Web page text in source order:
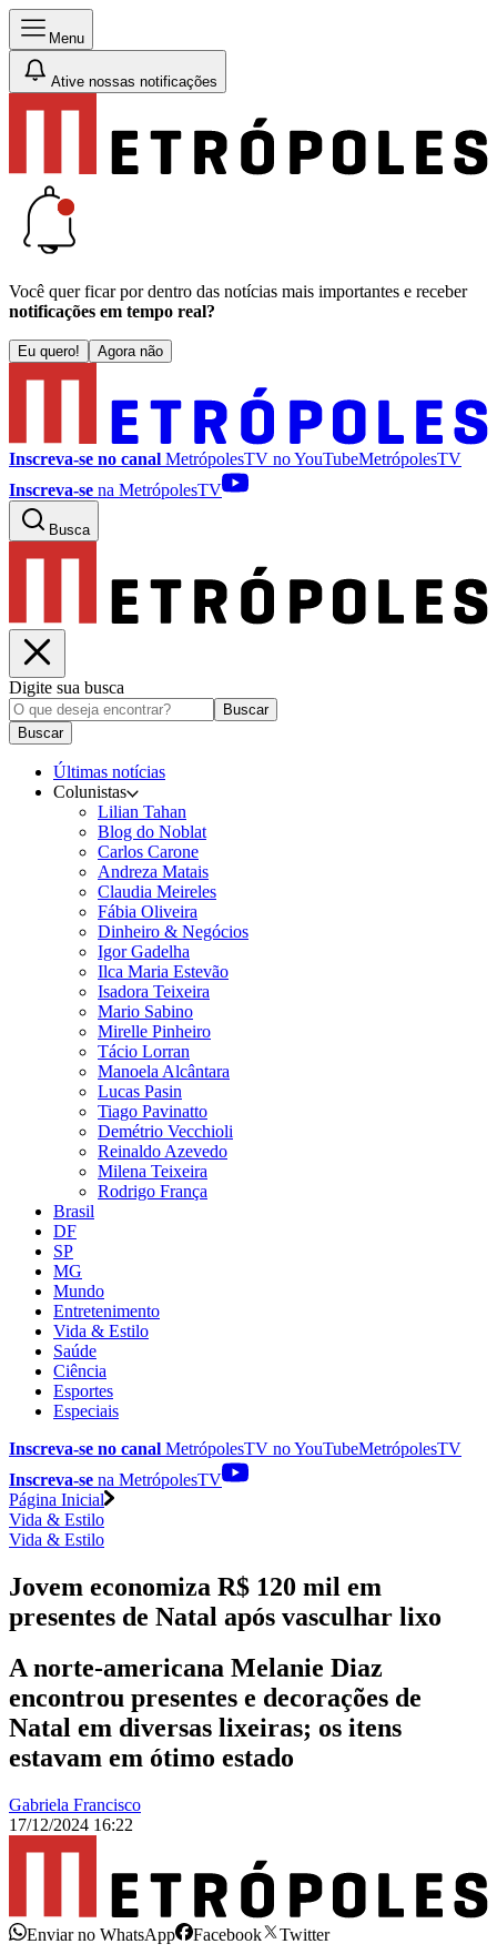
Menu
Ative nossas notificações
Você quer ficar por dentro das notícias mais importantes e receber
notificações em tempo real?
Eu quero! Agora não
Inscreva-se no canal MetrópolesTV noYouTubeMetrópolesTV
Inscreva-se na MetrópolesTV
Busca
Digite sua busca
Buscar
Buscar
Últimas notícias
Colunistas
Lilian Tahan
Blog do Noblat
Carlos Carone
Andreza Matais
Claudia Meireles
Fábia Oliveira
Dinheiro & Negócios
Igor Gadelha
Ilca Maria Estevão
Isadora Teixeira
Mario Sabino
Mirelle Pinheiro
Tácio Lorran
Manoela Alcântara
Lucas Pasin
Tiago Pavinatto
Demétrio Vecchioli
Reinaldo Azevedo
Milena Teixeira
Rodrigo França
Brasil
DF
SP
MG
Mundo
Entretenimento
Vida & Estilo
Saúde
Ciência
Esportes
Especiais
Inscreva-se no canal MetrópolesTV noYouTubeMetrópolesTV
Inscreva-se na MetrópolesTV
Página Inicial
Vida & Estilo
Vida & Estilo
Jovem economiza R$ 120 mil em
presentes de Natal após vasculhar lixo
A norte-americana Melanie Diaz
encontrou presentes e decorações de
Natal em diversas lixeiras; os itens
estavam em ótimo estado
Gabriela Francisco
17/12/2024 16:22
Enviar no WhatsApp Facebook
Twitter